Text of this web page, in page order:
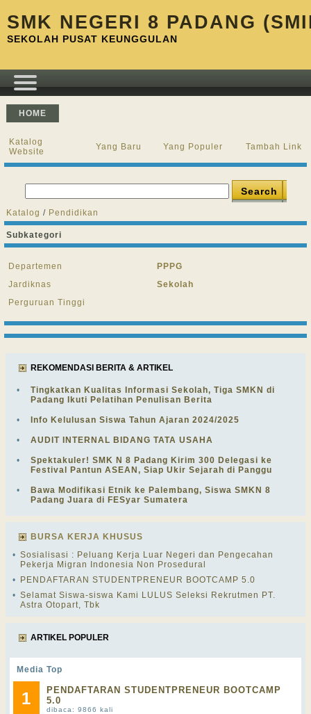
SMK NEGERI 8 PADANG
SEKOLAH PUSAT KEUNGGULAN
HOME
Katalog
Website
Yang Baru Yang Populer Tambah Link
Katalog / Pendidikan
Subkategori
Departemen
Jardiknas
Perguruan Tinggi
PPPG
Sekolah
REKOMENDASI BERITA & ARTIKEL
•
Tingkatkan Kualitas Informasi Sekolah, Tiga SMKN di
Padang Ikuti Pelatihan Penulisan Berita
• Info Kelulusan Siswa Tahun Ajaran 2024/2025
• AUDIT INTERNAL BIDANG TATA USAHA
•
Spektakuler! SMK N 8 Padang Kirim 300 Delegasi ke
Festival Pantun ASEAN, Siap Ukir Sejarah di Panggu
•
Bawa Modifikasi Etnik ke Palembang, Siswa SMKN 8
Padang Juara di FESyar Sumatera
BURSA KERJA KHUSUS
• Sosialisasi : Peluang Kerja Luar Negeri dan Pengecahan
Pekerja Migran Indonesia Non Prosedural
•
PENDAFTARAN STUDENTPRENEUR BOOTCAMP 5.0
• Selamat Siswa-siswa Kami LULUS Seleksi Rekrutmen PT.
Astra Otopart, Tbk
ARTIKEL POPULER
Media Top
1
PENDAFTARAN STUDENTPRENEUR BOOTCAMP
5.0
dibaca: 9866 kali